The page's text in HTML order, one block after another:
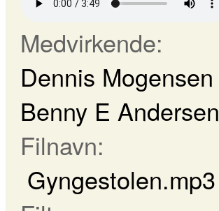
Medvirkende:
Dennis Mogensen
Benny E Andersen
Filnavn:
Gyngestolen.mp3